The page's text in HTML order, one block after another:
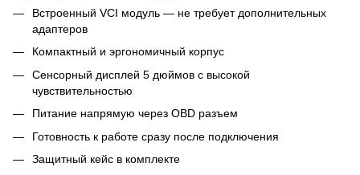
Встроенный VCI модуль — не требует дополнительных
адаптеров
Компактный и эргономичный корпус
Сенсорный дисплей 5 дюймов с высокой
чувствительностью
Питание напрямую через OBD разъем
Готовность к работе сразу после подключения
Защитный кейс в комплекте